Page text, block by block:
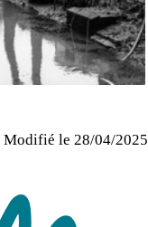
Modifié le 28/04/2025